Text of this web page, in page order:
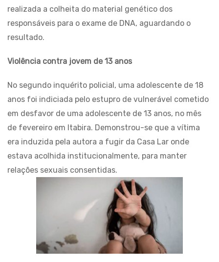
realizada a colheita do material genético dos
responsáveis para o exame de DNA, aguardando o
resultado.
Violência contra jovem de 13 anos
No segundo inquérito policial, uma adolescente de 18
anos foi indiciada pelo estupro de vulnerável cometido
em desfavor de uma adolescente de 13 anos, no mês
de fevereiro em Itabira. Demonstrou-se que a vítima
era induzida pela autora a fugir da Casa Lar onde
estava acolhida institucionalmente, para manter
relações sexuais consentidas.